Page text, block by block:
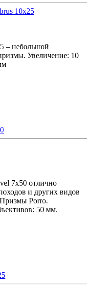
10x25
– небольшой
Увеличение: 10
7x50 отлично
и других видов
Porro.
50 мм.